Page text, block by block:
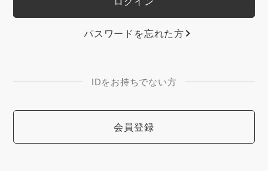
パスワードを忘れた方
IDをお持ちでない方
会員登録